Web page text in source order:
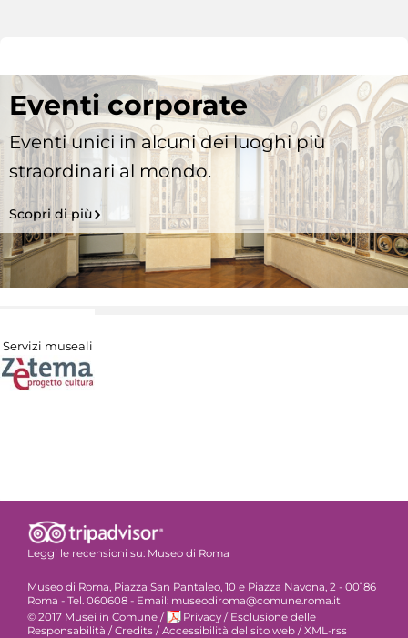
Eventi corporate
Eventi unici in alcuni dei luoghi più
straordinari al mondo.
Scopri di più
Servizi museali
Leggi le recensioni su: Museo di Roma
Museo di Roma, Piazza San Pantaleo, 10 e Piazza Navona, 2 - 00186
Roma - Tel. 060608 - Email: museodiroma@comune.roma.it
© 2017 Musei in Comune / Privacy / Esclusione delle
Responsabilità / Credits / Accessibilità del sito web / XML-rss